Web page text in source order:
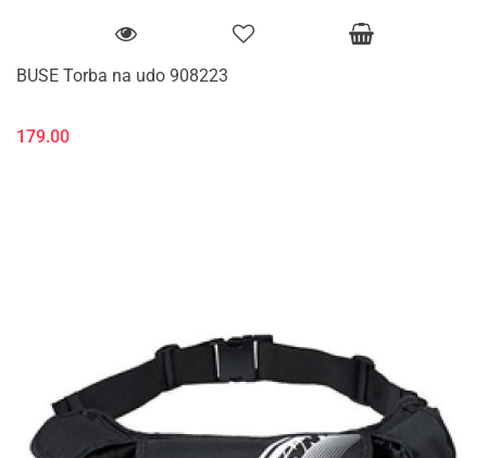
BUSE Torba na udo 908223
179.00